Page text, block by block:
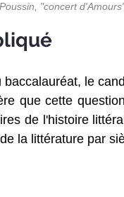
"concert
le
que cette
de l'histoire
la littérature par